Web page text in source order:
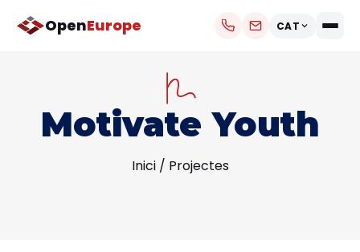
OpenEurope CAT
Motivate Youth
Inici / Projectes